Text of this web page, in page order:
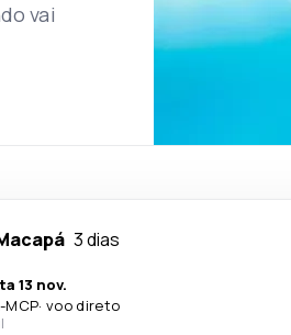
vai
3 dias
13 nov.
-MCP· voo direto